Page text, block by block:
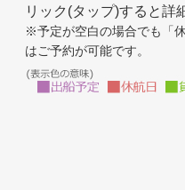
リック(タップ)すると詳
※予定が空白の場合でも「
はご予約が可能です。